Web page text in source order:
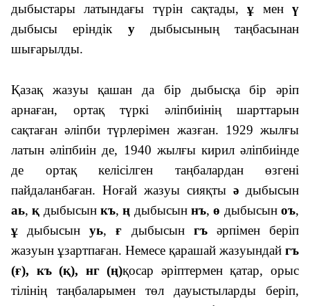
дыбыстары латындағы түрін сақтады,ұ менү
дыбысы еріндік удыбысының таңбасынан
шығарылды.
Қазақ жазуы қашан да бір дыбысқа бір әріп
арнаған, ортақ түркі әліпбиінің шарттарын
сақтаған әліпби түрлерімен жазған. 1929 жылғы
латын әліпбиін де, 1940 жылғы кирил әліпбиінде
де ортақ келісілген таңбалардан өзгені
пайдаланбаған. Ноғай жазуы сияқты ә дыбысын
аь,қ дыбысынкъ,ң дыбысыннъ,ө дыбысыноъ,
ұ дыбысынуь,ғ дыбысын гъәрпімен беріп
жазуын ұзартпаған. Немесе қарашай жазуындай гъ
(ғ), къ (қ), нг (ң)қосар әріптермен қатар, орыс
тілінің таңбаларымен төл дауыстыларды беріп,